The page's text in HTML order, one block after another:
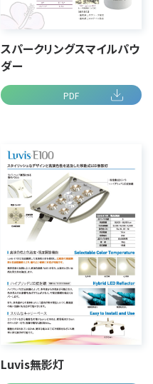
スパークリングスマイルパウ
ダー
PDF
Luvis無影灯